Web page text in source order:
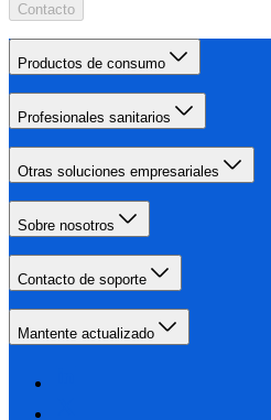
Contacto
Productos de consumo
Profesionales sanitarios
Otras soluciones empresariales
Sobre nosotros
Contacto de soporte
Mantente actualizado